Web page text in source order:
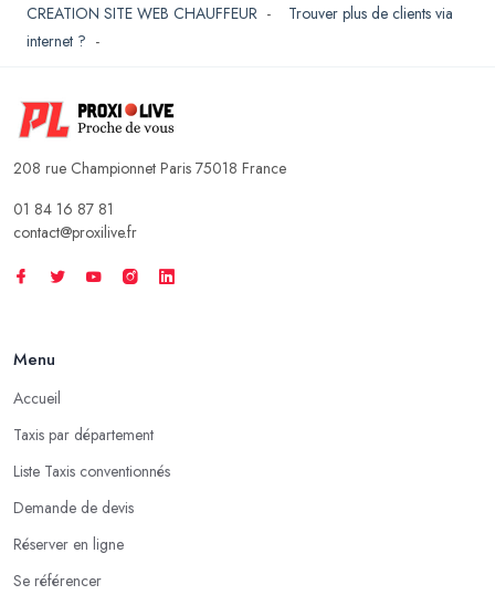
CREATION SITE WEB CHAUFFEUR - Trouver plus de clients via
internet ? -
208 rue Championnet Paris 75018 France
01 84 16 87 81
contact@proxilive.fr
Menu
Accueil
Taxis par département
Liste Taxis conventionnés
Demande de devis
Réserver en ligne
Se référencer